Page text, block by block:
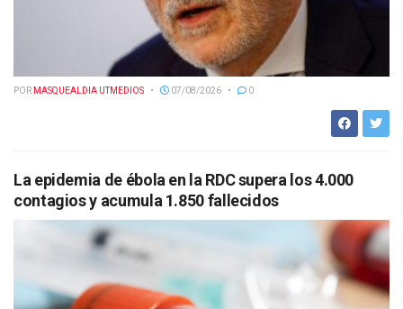
POR MASQUEALDIA UTMEDIOS 07/08/2026 0
La epidemia de ébola en la RDC supera los 4.000
contagios y acumula 1.850 fallecidos